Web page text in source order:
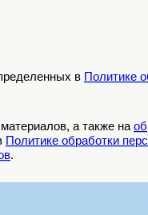
в Политике
а также на
Политике обработки
.